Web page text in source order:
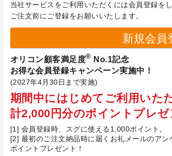
当社サービスをご利用いただくには会員登録を
ご注文前にご登録をお願いいたします。
新規会員
オリコン顧客満足度® No.1記念
お得な会員登録キャンペーン実施中！
(2027年4月30日まで実施)
期間中にはじめてご利用いた
計2,000円分のポイントプレゼ
[1] 会員登録時、スグに使える1,000ポイント。
[2] 最初のご注文納品時に届くお礼メールのア
ポイントプレゼント！